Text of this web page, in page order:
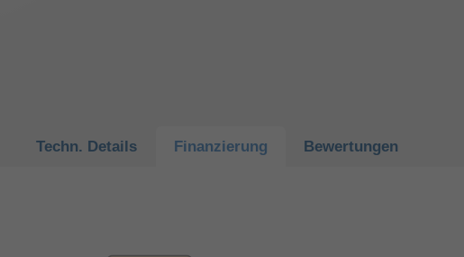
Techn. Details Finanzierung Bewertungen